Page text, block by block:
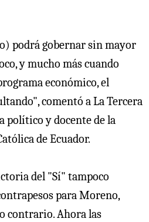
podrá gobernar sin mayor
y mucho más cuando
económico, el
comentó a La Tercera
político y docente de la
de Ecuador.
del "Sí" tampoco
para Moreno,
contrario. Ahora las